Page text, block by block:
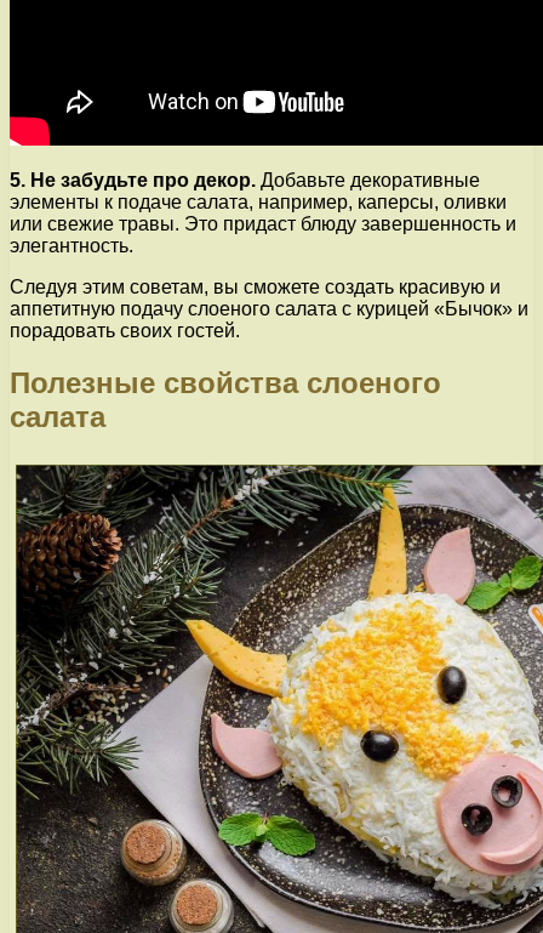
5. Не забудьте про декор. Добавьте декоративные
элементы к подаче салата, например, каперсы, оливки
или свежие травы. Это придаст блюду завершенность и
элегантность.
Следуя этим советам, вы сможете создать красивую и
аппетитную подачу слоеного салата с курицей «Бычок» и
порадовать своих гостей.
Полезные свойства слоеного
салата